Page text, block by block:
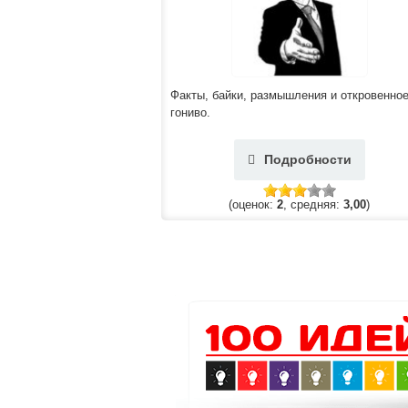
Факты, байки, размышления и откровенное
гониво.
Подробности
(оценок: 2, средняя: 3,00)